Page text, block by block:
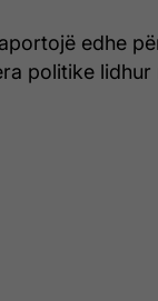
edhe
politike lidhur